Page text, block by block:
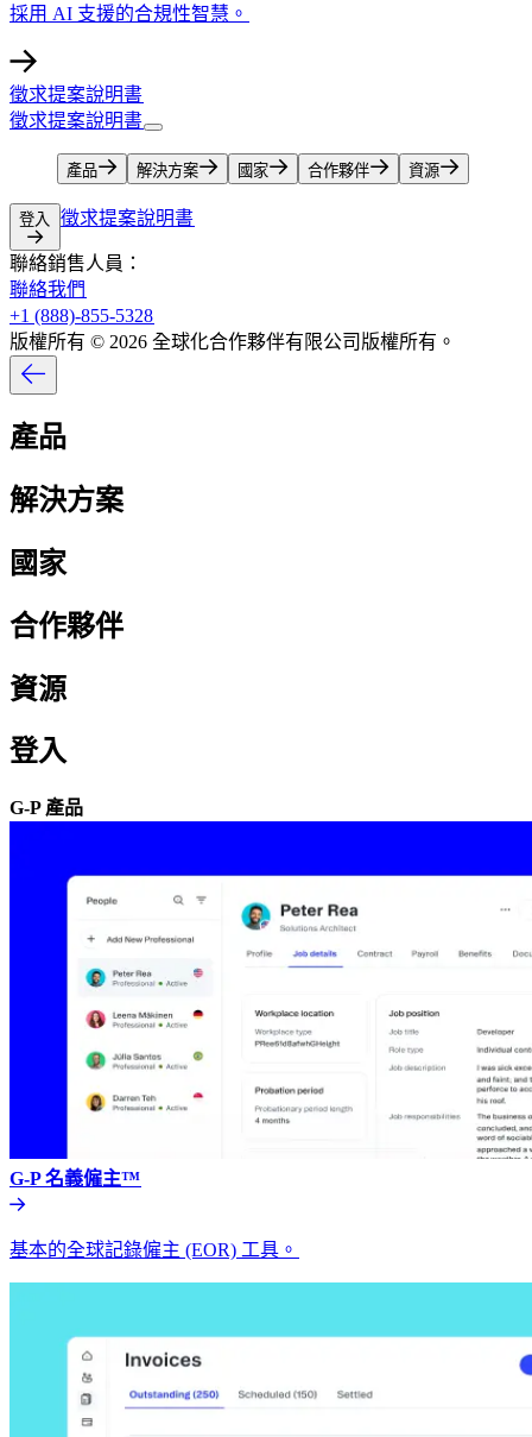
採用 AI 支援的合規性智慧。​​
徵求提案說明書​​
徵求提案說明書​​
產品​​ 解決方案​​ 國家​​ 合作夥伴​​ 資源​​
登入​​ 徵求提案說明書​​
聯絡銷售人員：​​
聯絡我們​​
+1 (888)-855-5328​​
版權所有 © 2026 全球化合作夥伴有限公司版權所有。​​
產品​​
解決方案​​
國家​​
合作夥伴​​
資源​​
登入​​
G-P 產品​​
G-P 名義僱主™​​
基本的全球記錄僱主 (EOR) 工具。​​